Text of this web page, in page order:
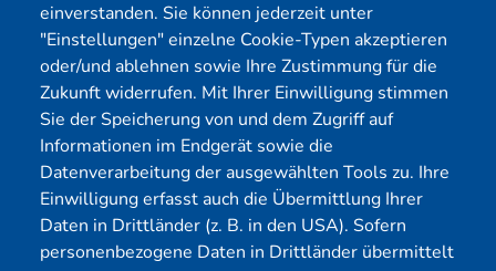
einverstanden. Sie können jederzeit unter
"Einstellungen" einzelne Cookie-Typen akzeptieren
oder/und ablehnen sowie Ihre Zustimmung für die
Zukunft widerrufen. Mit Ihrer Einwilligung stimmen
Sie der Speicherung von und dem Zugriff auf
Informationen im Endgerät sowie die
Datenverarbeitung der ausgewählten Tools zu. Ihre
Einwilligung erfasst auch die Übermittlung Ihrer
Daten in Drittländer (z. B. in den USA). Sofern
personenbezogene Daten in Drittländer übermittelt
OT-Security
Physical Pentest
Über uns
Datenschutz
Impressum
Mitglied